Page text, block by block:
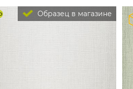
Образец в магазине